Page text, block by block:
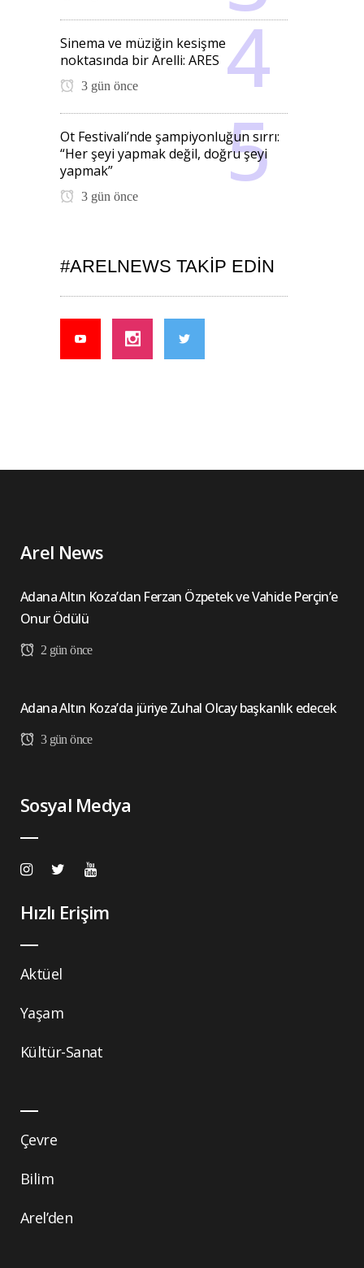
Sinema ve müziğin kesişme
noktasında bir Arelli: ARES
3 gün önce
Ot Festivali’nde şampiyonluğun sırrı:
“Her şeyi yapmak değil, doğru şeyi
yapmak”
3 gün önce
#ARELNEWS TAKIP EDIN
Arel News
Adana Altın Koza’dan Ferzan Özpetek ve Vahide Perçin’e
Onur Ödülü
2 gün önce
Adana Altın Koza’da jüriye Zuhal Olcay başkanlık edecek
3 gün önce
Sosyal Medya
Hızlı Erişim
Aktüel
Yaşam
Kültür-Sanat
Çevre
Bilim
Arel’den